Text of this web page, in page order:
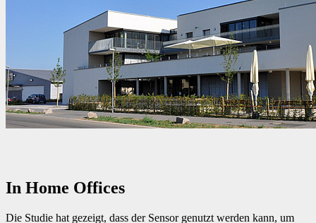
In Home Offices
Die Studie hat gezeigt, dass der Sensor genutzt werden kann, um